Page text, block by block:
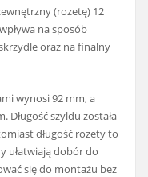
(rozetę) 12
na sposób
oraz na finalny
wynosi 92 mm, a
Długość szyldu została
długość rozety to
ułatwiają dobór do
się do montażu bez